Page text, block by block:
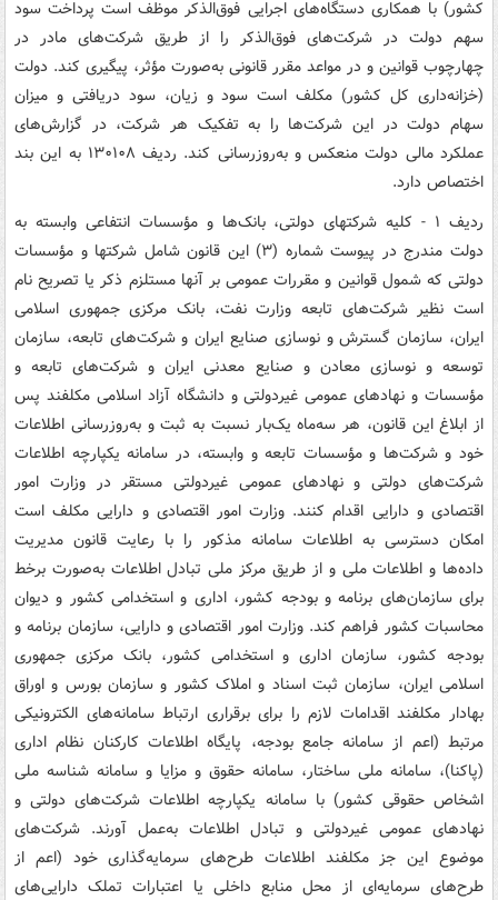
کشور) با همکاری دستگاه‌های اجرایی فوق‌الذکر موظف است پرداخت سود
سهم دولت در شرکت‌های فوق‌الذکر را از طریق شرکت‌های مادر در
چهارچوب قوانین و در مواعد مقرر قانونی به‌صورت مؤثر، پیگیری کند. دولت
(خزانه‌داری کل کشور) مکلف است سود و زیان، سود دریافتی و میزان
سهام دولت در این شرکت‌ها را به تفکیک هر شرکت، در گزارش‌های
عملکرد مالی دولت منعکس و به‌روزرسانی کند. ردیف ۱۳۰۱۰۸ به این بند
اختصاص دارد.
ردیف ۱ - کلیه شرکتهای دولتی، بانک‌ها و مؤسسات انتفاعی وابسته به
دولت مندرج در پیوست شماره (۳) این قانون شامل شرکتها و مؤسسات
دولتی که شمول قوانین و مقررات عمومی بر آنها مستلزم ذکر یا تصریح نام
است نظیر شرکت‌های تابعه وزارت نفت، بانک مرکزی جمهوری اسلامی
ایران، سازمان گسترش و نوسازی صنایع ایران و شرکت‌های تابعه، سازمان
توسعه و نوسازی معادن و صنایع معدنی ایران و شرکت‌های تابعه و
مؤسسات و نهادهای عمومی غیردولتی و دانشگاه آزاد اسلامی مکلفند پس
از ابلاغ این قانون، هر سه‌ماه یک‌بار نسبت به ثبت و به‌روزرسانی اطلاعات
خود و شرکت‌ها و مؤسسات تابعه و وابسته، در سامانه یکپارچه اطلاعات
شرکت‌های دولتی و نهادهای عمومی غیردولتی مستقر در وزارت امور
اقتصادی و دارایی اقدام کنند. وزارت امور اقتصادی و دارایی مکلف است
امکان دسترسی به اطلاعات سامانه مذکور را با رعایت قانون مدیریت
داده‌ها و اطلاعات ملی و از طریق مرکز ملی تبادل اطلاعات به‌صورت برخط
برای سازمان‌های برنامه و بودجه کشور، اداری و استخدامی کشور و دیوان
محاسبات کشور فراهم کند. وزارت امور اقتصادی و دارایی، سازمان برنامه و
بودجه کشور، سازمان اداری و استخدامی کشور، بانک مرکزی جمهوری
اسلامی ایران، سازمان ثبت اسناد و املاک کشور و سازمان بورس و اوراق
بهادار مکلفند اقدامات لازم را برای برقراری ارتباط سامانه‌های الکترونیکی
مرتبط (اعم از سامانه جامع بودجه، پایگاه اطلاعات کارکنان نظام اداری
(پاکنا)، سامانه ملی ساختار، سامانه حقوق و مزایا و سامانه شناسه ملی
اشخاص حقوقی کشور) با سامانه یکپارچه اطلاعات شرکت‌های دولتی و
نهادهای عمومی غیردولتی و تبادل اطلاعات به‌عمل آورند. شرکت‌های
موضوع این جز مکلفند اطلاعات طرح‌های سرمایه‌گذاری خود (اعم از
طرح‌های سرمایه‌ای از محل منابع داخلی یا اعتبارات تملک دارایی‌های